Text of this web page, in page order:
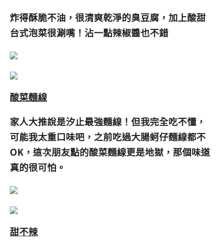
炸得酥脆不油，很清爽乾淨的臭豆腐，加上酸甜
台式泡菜很涮嘴！沾一點辣椒醬也不錯
酸菜麵線
家人大推說是汐止最強麵線！但我完全吃不懂，
可能我太重口味吧，之前吃過大腸蚵仔麵線都不
OK，這次朋友點的酸菜麵線更是地獄，那個味道
真的很可怕。
甜不辣